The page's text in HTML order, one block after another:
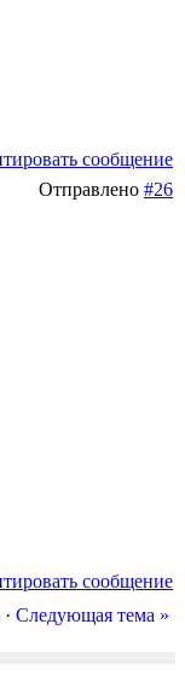
Отправлено #26
· Следующая тема »